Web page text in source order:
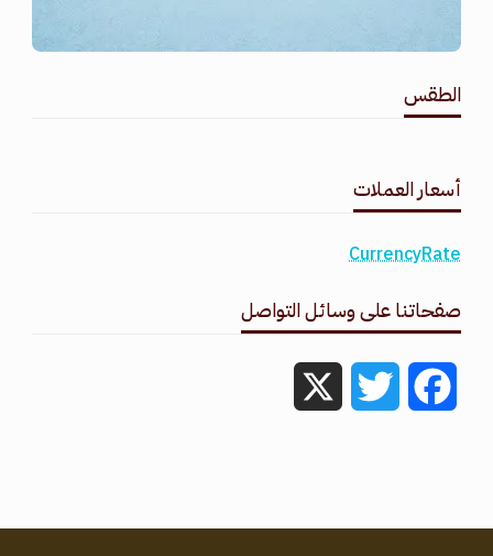
الطقس
أسعار العملات
CurrencyRate
صفحاتنا على وسائل التواصل
Facebook
Twitter